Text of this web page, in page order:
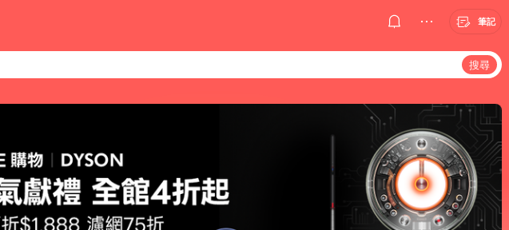
筆記
搜尋